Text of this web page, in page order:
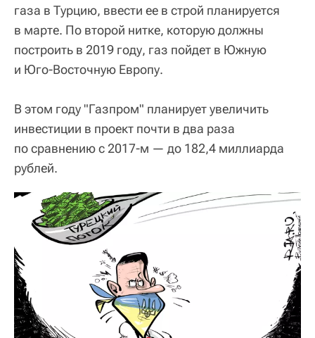
газа в Турцию, ввести ее в строй планируется
в марте. По второй нитке, которую должны
построить в 2019 году, газ пойдет в Южную
и Юго-Восточную Европу.
В этом году "Газпром" планирует увеличить
инвестиции в проект почти в два раза
по сравнению с 2017-м — до 182,4 миллиарда
рублей.